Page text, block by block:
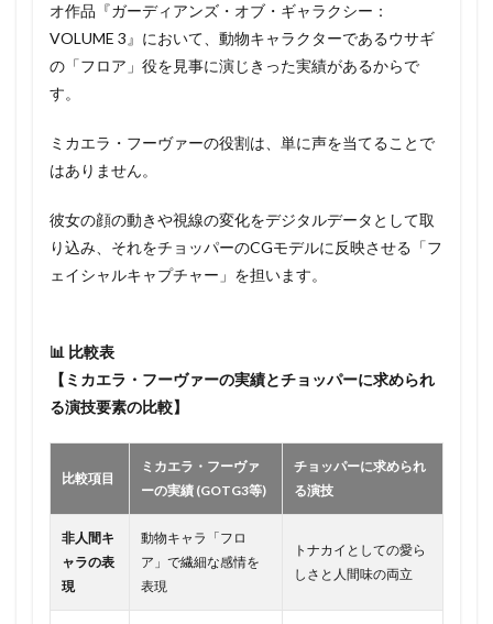
オ作品『ガーディアンズ・オブ・ギャラクシー：
VOLUME 3』において、動物キャラクターであるウサギ
の「フロア」役を見事に演じきった実績があるからで
す。
ミカエラ・フーヴァーの役割は、単に声を当てることで
はありません。
彼女の顔の動きや視線の変化をデジタルデータとして取
り込み、それをチョッパーのCGモデルに反映させる「フ
ェイシャルキャプチャー」を担います。
📊 比較表
【ミカエラ・フーヴァーの実績とチョッパーに求められ
る演技要素の比較】
比較項目
ミカエラ・フーヴァ
ーの実績 (GOTG3等)
チョッパーに求められ
る演技
非人間キ
ャラの表
現
動物キャラ「フロ
ア」で繊細な感情を
表現
トナカイとしての愛ら
しさと人間味の両立